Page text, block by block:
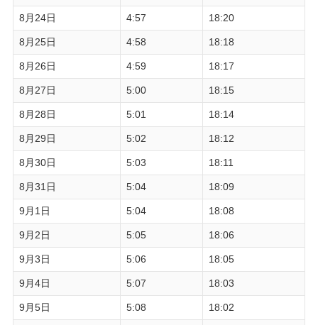
8月24日 4:57 18:20
8月25日 4:58 18:18
8月26日 4:59 18:17
8月27日 5:00 18:15
8月28日 5:01 18:14
8月29日 5:02 18:12
8月30日 5:03 18:11
8月31日 5:04 18:09
9月1日 5:04 18:08
9月2日 5:05 18:06
9月3日 5:06 18:05
9月4日 5:07 18:03
9月5日 5:08 18:02